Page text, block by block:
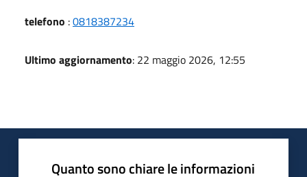
telefono :0818387234
Ultimo aggiornamento: 22 maggio 2026, 12:55
Quanto sono chiare le informazioni